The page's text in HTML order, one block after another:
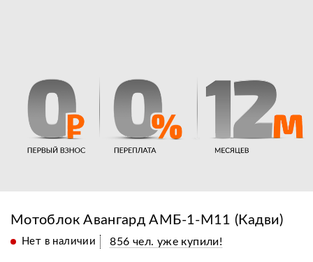
Мотоблок Авангард АМБ-1-М11 (Кадви)
Нет в наличии 856 чел. уже купили!